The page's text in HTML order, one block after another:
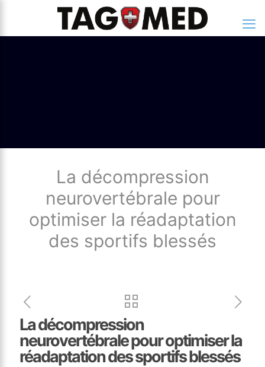
La décompression
neurovertébrale pour
optimiser la réadaptation
des sportifs blessés
La décompression
neurovertébrale pour optimiser la
réadaptation des sportifs blessés